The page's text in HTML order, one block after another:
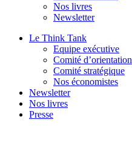
Nos livres
Newsletter
Le Think Tank
Equipe exécutive
Comité d’orientation
Comité stratégique
Nos économistes
Newsletter
Nos livres
Presse